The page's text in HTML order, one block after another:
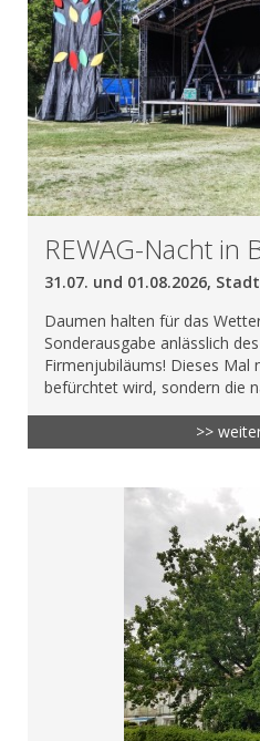
REWAG-Nacht in
31.07. und 01.08.2026,
Daumen halten für das
Sonderausgabe anlässlich
Firmenjubiläums! Dieses Mal
befürchtet wird, sondern die
>>